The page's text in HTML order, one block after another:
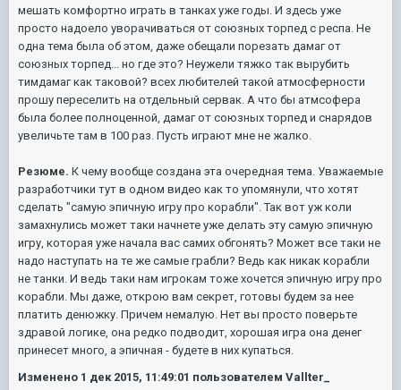
мешать комфортно играть в танках уже годы. И здесь уже
просто надоело уворачиваться от союзных торпед с респа. Не
одна тема была об этом, даже обещали порезать дамаг от
союзных торпед... но где это? Неужели тяжко так вырубить
тимдамаг как таковой? всех любителей такой атмосферности
прошу переселить на отдельный сервак. А что бы атмсофера
была более полноценной, дамаг от союзных торпед и снарядов
увеличьте там в 100 раз. Пусть играют мне не жалко.
Резюме. К чему вообще создана эта очередная тема. Уважаемые
разработчики тут в одном видео как то упомянули, что хотят
сделать "самую эпичную игру про корабли". Так вот уж коли
замахнулись может таки начнете уже делать эту самую эпичную
игру, которая уже начала вас самих обгонять? Может все таки не
надо наступать на те же самые грабли? Ведь как никак корабли
не танки. И ведь таки нам игрокам тоже хочется эпичную игру про
корабли. Мы даже, открою вам секрет, готовы будем за нее
платить денюжку. Причем немалую. Нет вы просто поверьте
здравой логике, она редко подводит, хорошая игра она денег
принесет много, а эпичная - будете в них купаться.
Изменено 1 дек 2015, 11:49:01 пользователем Vallter_